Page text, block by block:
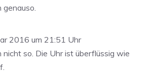
genauso.
2016 um 21:51 Uhr
nicht so. Die Uhr ist überflüssig wie